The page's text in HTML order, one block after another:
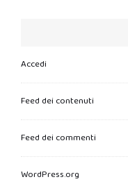
Accedi
Feed dei contenuti
Feed dei commenti
WordPress.org